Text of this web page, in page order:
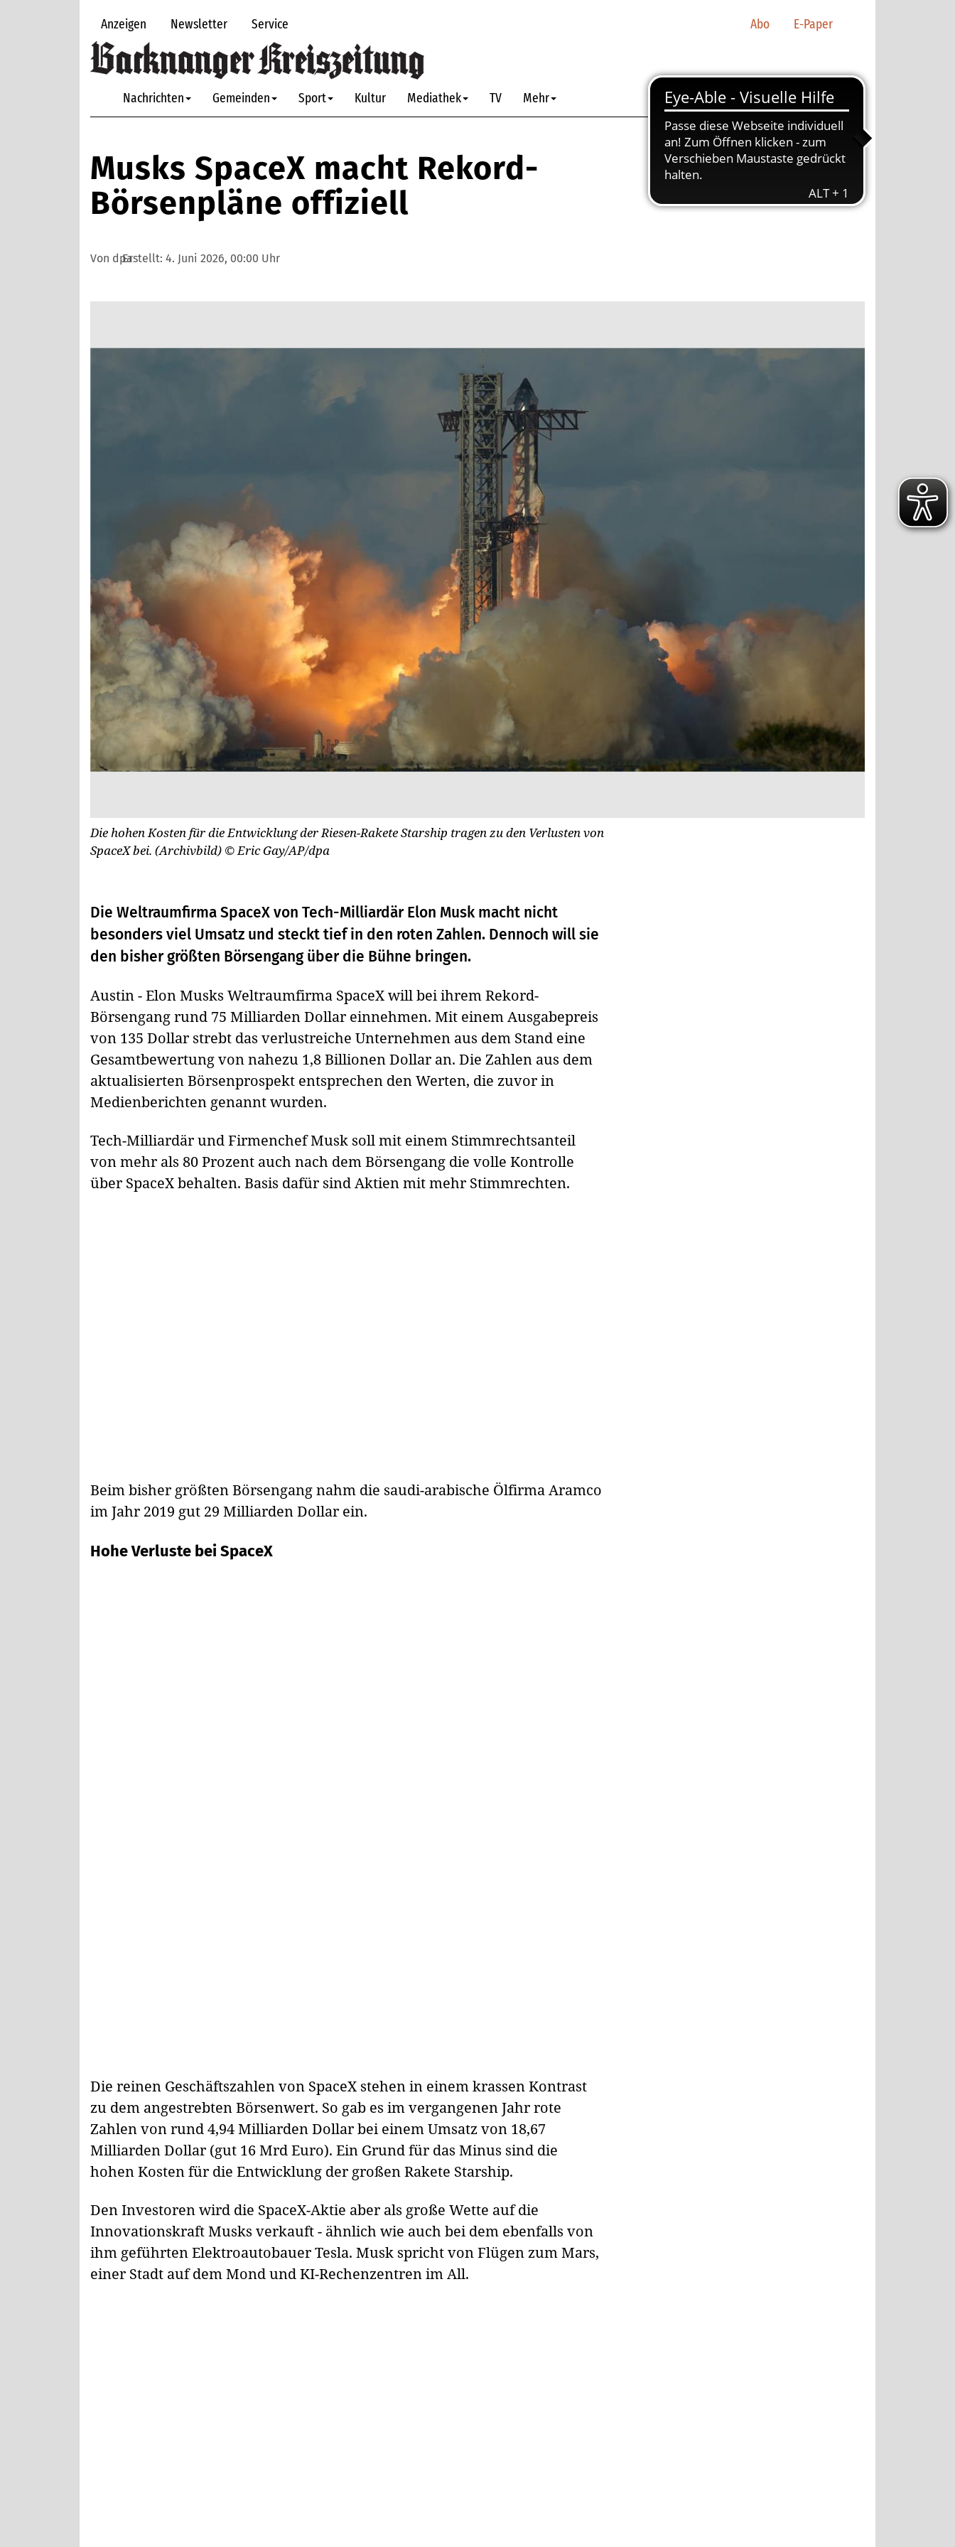
Anzeigen Newsletter Service Abo E-Paper
Nachrichten Gemeinden Sport Kultur Mediathek TV Mehr
Musks SpaceX macht Rekord-
Börsenpläne offiziell
Von dpaErstellt: 4. Juni 2026, 00:00 Uhr
Die hohen Kosten für die Entwicklung der Riesen-Rakete Starship tragen zu den Verlusten von
SpaceX bei. (Archivbild) © Eric Gay/AP/dpa
Die Weltraumfirma SpaceX von Tech-Milliardär Elon Musk macht nicht
besonders viel Umsatz und steckt tief in den roten Zahlen. Dennoch will sie
den bisher größten Börsengang über die Bühne bringen.
Austin - Elon Musks Weltraumfirma SpaceX will bei ihrem Rekord-
Börsengang rund 75 Milliarden Dollar einnehmen. Mit einem Ausgabepreis
von 135 Dollar strebt das verlustreiche Unternehmen aus dem Stand eine
Gesamtbewertung von nahezu 1,8 Billionen Dollar an. Die Zahlen aus dem
aktualisierten Börsenprospekt entsprechen den Werten, die zuvor in
Medienberichten genannt wurden.
Tech-Milliardär und Firmenchef Musk soll mit einem Stimmrechtsanteil
von mehr als 80 Prozent auch nach dem Börsengang die volle Kontrolle
über SpaceX behalten. Basis dafür sind Aktien mit mehr Stimmrechten.
Beim bisher größten Börsengang nahm die saudi-arabische Ölfirma Aramco
im Jahr 2019 gut 29 Milliarden Dollar ein.
Hohe Verluste bei SpaceX
Die reinen Geschäftszahlen von SpaceX stehen in einem krassen Kontrast
zu dem angestrebten Börsenwert. So gab es im vergangenen Jahr rote
Zahlen von rund 4,94 Milliarden Dollar bei einem Umsatz von 18,67
Milliarden Dollar (gut 16 Mrd Euro). Ein Grund für das Minus sind die
hohen Kosten für die Entwicklung der großen Rakete Starship.
Den Investoren wird die SpaceX-Aktie aber als große Wette auf die
Innovationskraft Musks verkauft - ähnlich wie auch bei dem ebenfalls von
ihm geführten Elektroautobauer Tesla. Musk spricht von Flügen zum Mars,
einer Stadt auf dem Mond und KI-Rechenzentren im All.